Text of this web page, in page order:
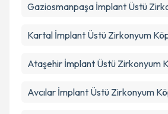
Gaziosmanpaşa İmplant Üstü
Kartal İmplant Üstü Zirkonyum
Ataşehir İmplant Üstü Zirkonyum
Avcılar İmplant Üstü Zirkonyum